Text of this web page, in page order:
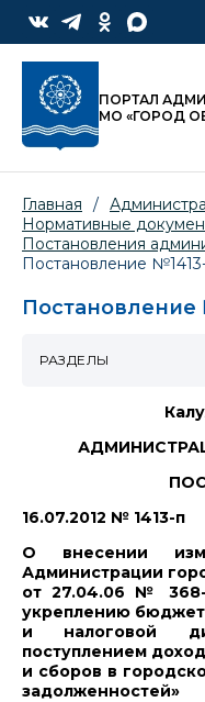
ПОРТАЛ
МО «ГОРОД
Главная /
Нормативные
Постановления
Постановление
Постановление
16.07.2012 № 1413-п
О внесении
Администрации
от 27.04.06 №
укреплению
и налоговой
поступлением
и сборов в
задолженностей»
РАЗДЕЛЫ